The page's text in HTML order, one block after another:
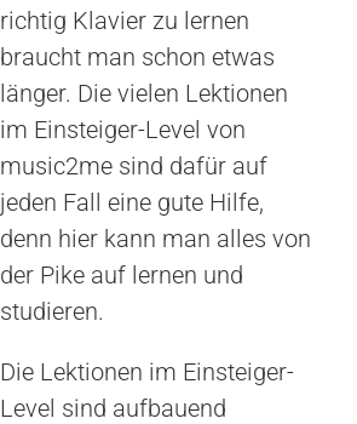
richtig Klavier zu lernen
braucht man schon etwas
länger. Die vielen Lektionen
im Einsteiger-Level von
music2me sind dafür auf
jeden Fall eine gute Hilfe,
denn hier kann man alles von
der Pike auf lernen und
studieren.
Die Lektionen im Einsteiger-
Level sind aufbauend